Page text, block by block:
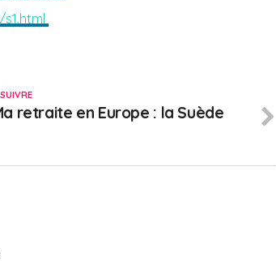
retraite en Europe : la Suède